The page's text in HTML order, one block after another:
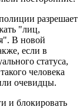
разрешает
"лиц,
В новой
если в
статуса,
человека
очевидцы.
и блокировать